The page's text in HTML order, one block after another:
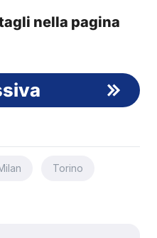
nella pagina
Torino